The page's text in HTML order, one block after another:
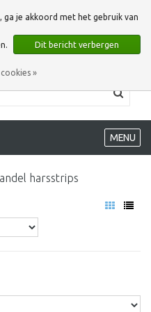
0 Artikelen
MENU
harsstrips
je akkoord met het gebruik van
Dit bericht verbergen
»